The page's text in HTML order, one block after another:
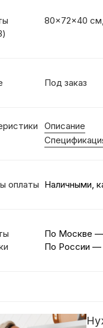
80x72x40
Под заказ
Описание
оплаты Наличными,
По Москве —
По России —